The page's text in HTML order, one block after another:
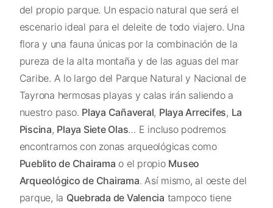
del propio parque. Un espacio natural que será el
escenario ideal para el deleite de todo viajero. Una
flora y una fauna únicas por la combinación de la
pureza de la alta montaña y de las aguas del mar
Caribe. A lo largo del Parque Natural y Nacional de
Tayrona hermosas playas y calas irán saliendo a
nuestro paso. Playa Cañaveral, Playa Arrecifes, La
Piscina, Playa Siete Olas… E incluso podremos
encontrarnos con zonas arqueológicas como
Pueblito de Chairama o el propio Museo
Arqueológico de Chairama. Así mismo, al oeste del
parque, la Quebrada de Valencia tampoco tiene